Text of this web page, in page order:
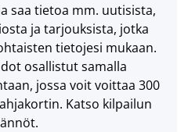
saa tietoa mm. uutisista,
ja tarjouksista, jotka
tietojesi mukaan.
osallistut samalla
jossa voit voittaa 300
Katso kilpailun